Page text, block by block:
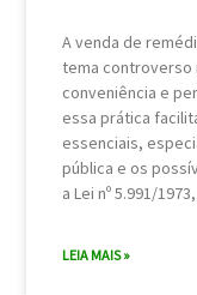
A venda de
tema controverso
conveniência e
essa prática
essenciais,
pública e os
a Lei nº 5.991/
LEIA MAIS »